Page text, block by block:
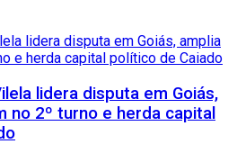
lidera disputa em Goiás,
no 2º turno e herda capital